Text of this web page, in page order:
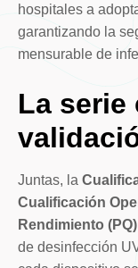
hospitales a
garantizando la
mensurable de
La serie
Juntas, la
Cualificación
Rendimiento (PQ)
de desinfección